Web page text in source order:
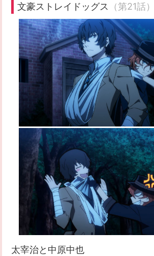
文豪ストレイドッグス （第21話）
太宰治と中原中也